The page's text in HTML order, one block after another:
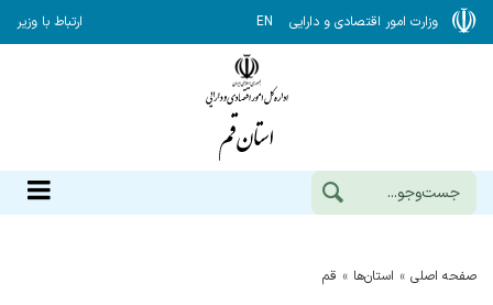
وزارت امور اقتصادی و دارایی EN ارتباط با وزیر
صفحه اصلی استان‌ها قم